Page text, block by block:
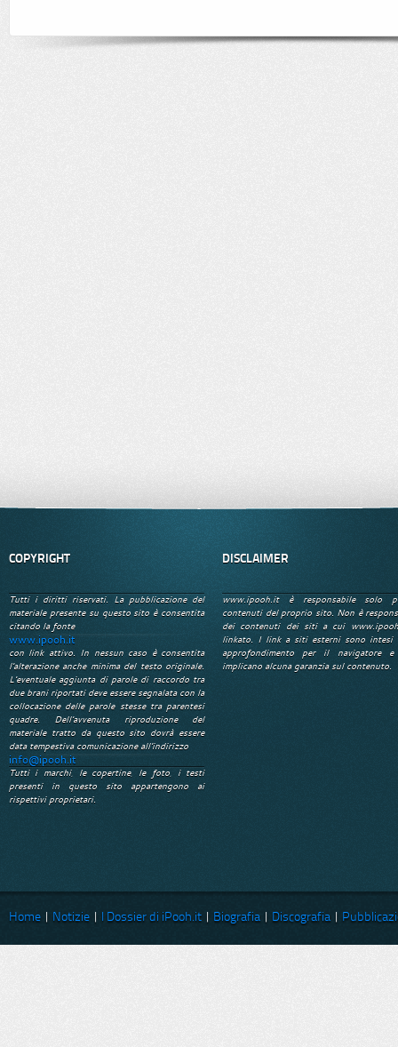
COPYRIGHT
Tutti i diritti riservati. La pubblicazione del
materiale presente su questo sito è consentita
citando la fonte
www.ipooh.it
con link attivo. In nessun caso è consentita
l'alterazione anche minima del testo originale.
L'eventuale aggiunta di parole di raccordo tra
due brani riportati deve essere segnalata con la
collocazione delle parole stesse tra parentesi
quadre. Dell'avvenuta riproduzione del
materiale tratto da questo sito dovrà essere
data tempestiva comunicazione all'indirizzo
info@ipooh.it
Tutti i marchi, le copertine, le foto, i testi
presenti in questo sito appartengono ai
rispettivi proprietari.
DISCLAIMER
www.ipooh.it è responsabile solo
contenuti del proprio sito. Non è
dei contenuti dei siti a cui
linkato. I link a siti esterni sono intesi
approfondimento per il navigatore
implicano alcuna garanzia sul contenuto.
Home Notizie I Dossier di iPooh.it Biografia Discografia